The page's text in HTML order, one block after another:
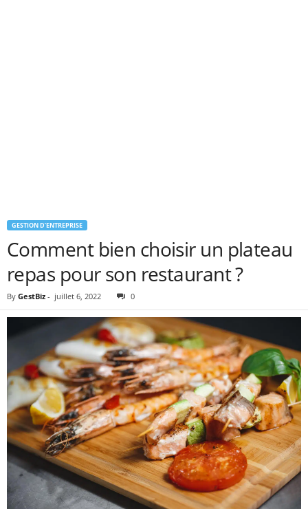
GESTION D’ENTREPRISE
Comment bien choisir un plateau
repas pour son restaurant ?
By GestBiz - juillet 6, 2022 0